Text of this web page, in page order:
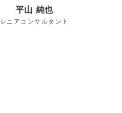
平山 純也
シニアコンサルタント